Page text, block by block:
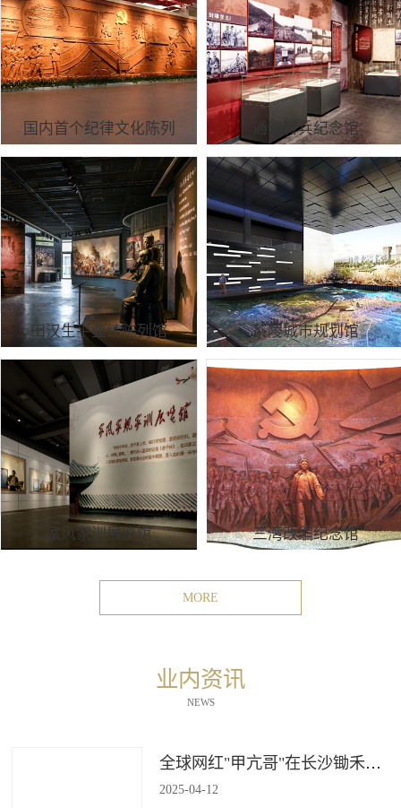
国内首个纪律文化陈列 通道转兵纪念馆
田汉生平业绩陈列馆 茶陵城市规划馆
家风家训展览馆 三湾改编纪念馆
MORE
业内资讯
NEWS
全球网红"甲亢哥"在长沙锄禾打造的杜甫江阁体验参观
2025-04-12